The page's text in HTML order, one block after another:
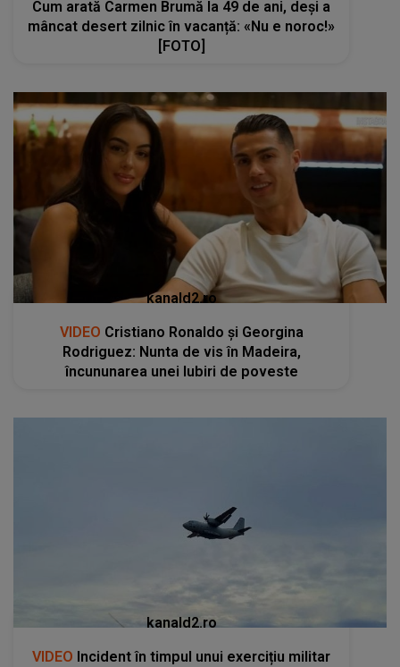
Cum arată Carmen Brumă la 49 de ani, deși a
mâncat desert zilnic în vacanță: «Nu e noroc!»
[FOTO]
kanald2.ro
VIDEO Cristiano Ronaldo și Georgina
Rodriguez: Nunta de vis în Madeira,
încununarea unei Iubiri de poveste
kanald2.ro
VIDEO Incident în timpul unui exercițiu militar